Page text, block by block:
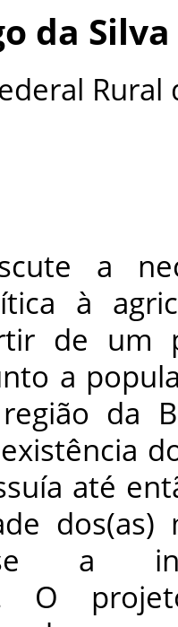
da
a
à
de um
a
região da
até
dos(as)
se a
O